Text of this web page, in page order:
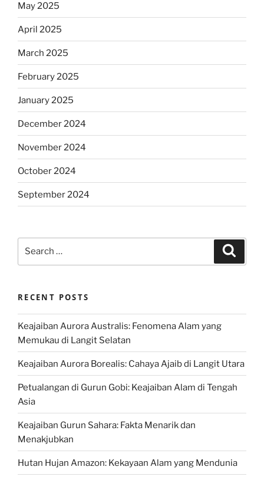
May 2025
April 2025
March 2025
February 2025
January 2025
December 2024
November 2024
October 2024
September 2024
RECENT POSTS
Keajaiban Aurora Australis: Fenomena Alam yang
Memukau di Langit Selatan
Keajaiban Aurora Borealis: Cahaya Ajaib di Langit Utara
Petualangan di Gurun Gobi: Keajaiban Alam di Tengah
Asia
Keajaiban Gurun Sahara: Fakta Menarik dan
Menakjubkan
Hutan Hujan Amazon: Kekayaan Alam yang Mendunia